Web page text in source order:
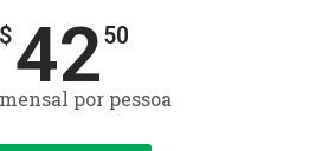
4250
por pessoa